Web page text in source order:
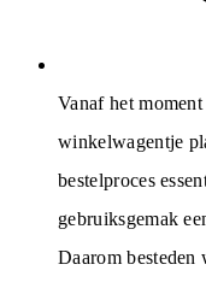
Vanaf het
winkelwagentje
bestelproces
gebruiksgemak
Daarom besteden